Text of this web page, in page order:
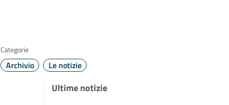
Categorie
Archivio Le notizie
Ultime notizie